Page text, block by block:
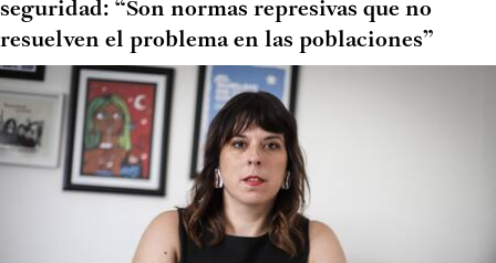
seguridad: “Son normas represivas que no
resuelven el problema en las poblaciones”